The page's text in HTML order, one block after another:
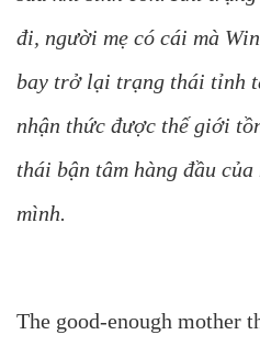
đi, người mẹ có cái mà
bay trở lại trạng thái tỉnh
nhận thức được thế giới
thái bận tâm hàng đầu
mình.
The good-enough mother